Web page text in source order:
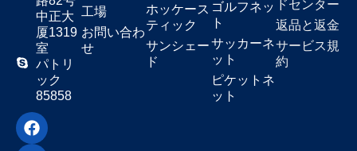
中正大
厦1319
室
パトリ
ック
85858
工場
お問い合わ
せ
ホッケース
ティック
サンシェー
ド
ゴルフネッ
ト
サッカーネ
ット
ピケットネ
ット
ドセンター
返品と返金
サービス規
約